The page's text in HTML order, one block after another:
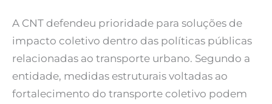
A CNT defendeu prioridade para soluções de
impacto coletivo dentro das políticas públicas
relacionadas ao transporte urbano. Segundo a
entidade, medidas estruturais voltadas ao
fortalecimento do transporte coletivo podem